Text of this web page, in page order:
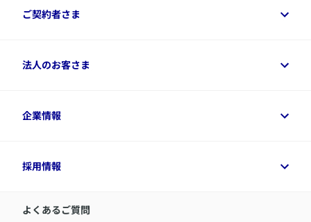
保険をご検討中のお客さまトップ
資料請求
変額保険各種情報
ご契約者さま
ご契約者さまトップ
デジタル約款
令和8年（2026年）分の生命保険料控除証明書について
アクサのネット完結保険（旧アクサダイレクト生命）
法人のお客さま
法人のお客さまトップ
経営者サポートサービス
企業情報
企業情報トップ
アクサ生命が選ばれる理由
採用情報
採用情報トップ
よくあるご質問